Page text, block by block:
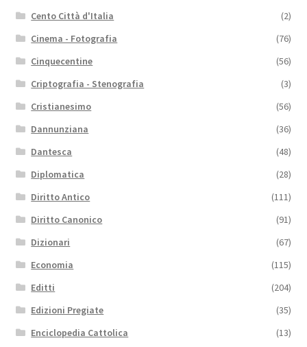
Cento Città d'Italia
(2)
Cinema - Fotografia
(76)
Cinquecentine
(56)
Criptografia - Stenografia
(3)
Cristianesimo
(56)
Dannunziana
(36)
Dantesca
(48)
Diplomatica
(28)
Diritto Antico
(111)
Diritto Canonico
(91)
Dizionari
(67)
Economia
(115)
Editti
(204)
Edizioni Pregiate
(35)
Enciclopedia Cattolica
(13)